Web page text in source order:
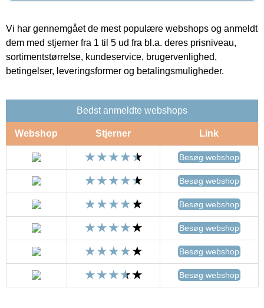
Vi har gennemgået de mest populære webshops og anmeldt
dem med stjerner fra 1 til 5 ud fra bl.a. deres prisniveau,
sortimentstørrelse, kundeservice, brugervenlighed,
betingelser, leveringsformer og betalingsmuligheder.
Bedst anmeldte webshops
Webshop Stjerner Link
Besøg webshop
Besøg webshop
Besøg webshop
Besøg webshop
Besøg webshop
Besøg webshop